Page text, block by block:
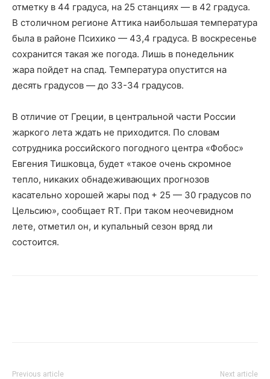
отметку в 44 градуса, на 25 станциях — в 42 градуса.
В столичном регионе Аттика наибольшая температура
была в районе Психико — 43,4 градуса. В воскресенье
сохранится такая же погода. Лишь в понедельник
жара пойдет на спад. Температура опустится на
десять градусов — до 33-34 градусов.
В отличие от Греции, в центральной части России
жаркого лета ждать не приходится. По словам
сотрудника российского погодного центра «Фобос»
Евгения Тишковца, будет «такое очень скромное
тепло, никаких обнадеживающих прогнозов
касательно хорошей жары под + 25 — 30 градусов по
Цельсию», сообщает RT. При таком неочевидном
лете, отметил он, и купальный сезон вряд ли
состоится.
Previous article Next article